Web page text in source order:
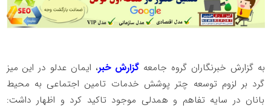
به گزارش خبرنگاران گروه جامعه گزارش خبر، ایمان عدلو در این میز
گرد بر لزوم توسعه چتر پوشش خدمات تامین اجتماعی به محیط
بانان در سایه تفاهم و همدلی موجود تاکید کرد و اظهار داشت: